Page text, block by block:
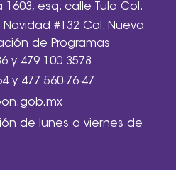
esq. calle Tula Col.
#132 Col. Nueva
de Programas
y 479 100 3578
y 477 560-76-47
de lunes a viernes de